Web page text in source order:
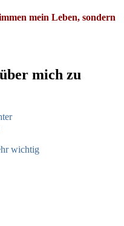
mein Leben, sondern
mich zu
wichtig